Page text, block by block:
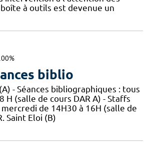
à outils est devenue un
biblio
- Séances bibliographiques : tous
H (salle de cours DAR A) - Staffs
de 14H30 à 16H (salle de
Saint Eloi (B)